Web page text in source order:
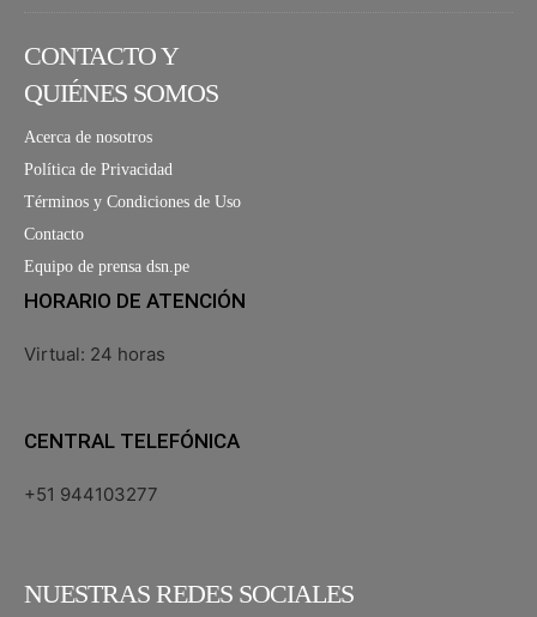
CONTACTO Y
QUIÉNES SOMOS
Acerca de nosotros
Política de Privacidad
Términos y Condiciones de Uso
Contacto
Equipo de prensa dsn.pe
HORARIO DE ATENCIÓN
Virtual: 24 horas
CENTRAL TELEFÓNICA
+51 944103277
NUESTRAS REDES SOCIALES